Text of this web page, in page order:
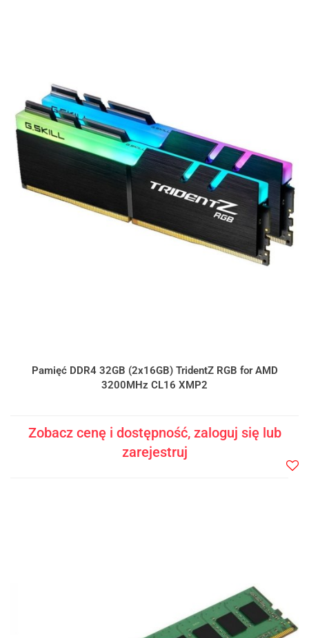
Pamięć DDR4 32GB (2x16GB) TridentZ RGB for AMD
3200MHz CL16 XMP2
Zobacz cenę i dostępność, zaloguj się lub
zarejestruj